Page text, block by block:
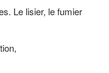
Le lisier, le fumier